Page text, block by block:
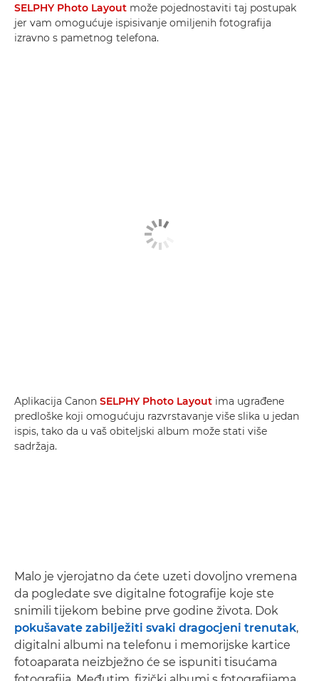
SELPHY Photo Layout može pojednostaviti taj postupak
jer vam omogućuje ispisivanje omiljenih fotografija
izravno s pametnog telefona.
Aplikacija Canon SELPHY Photo Layout ima ugrađene
predloške koji omogućuju razvrstavanje više slika u jedan
ispis, tako da u vaš obiteljski album može stati više
sadržaja.
Malo je vjerojatno da ćete uzeti dovoljno vremena
da pogledate sve digitalne fotografije koje ste
snimili tijekom bebine prve godine života. Dok
pokušavate zabilježiti svaki dragocjeni trenutak,
digitalni albumi na telefonu i memorijske kartice
fotoaparata neizbježno će se ispuniti tisućama